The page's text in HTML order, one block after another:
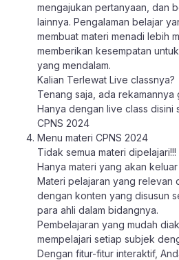
mengajukan pertanyaan, dan
lainnya. Pengalaman belajar
membuat materi menadi lebih
memberikan kesempatan
yang mendalam.
Kalian Terlewat Live classnya?
Tenang saja, ada rekamannya
Hanya dengan live class disini
CPNS 2024
Menu materi CPNS 2024
Tidak semua materi dipelajari!!!
Hanya materi yang akan
Materi pelajaran yang relevan
dengan konten yang disusun
para ahli dalam bidangnya.
Pembelajaran yang mudah
mempelajari setiap subjek
Dengan fitur-fitur interaktif,